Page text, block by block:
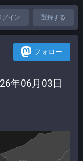
グイン 登録する
フォロー
年06月03日